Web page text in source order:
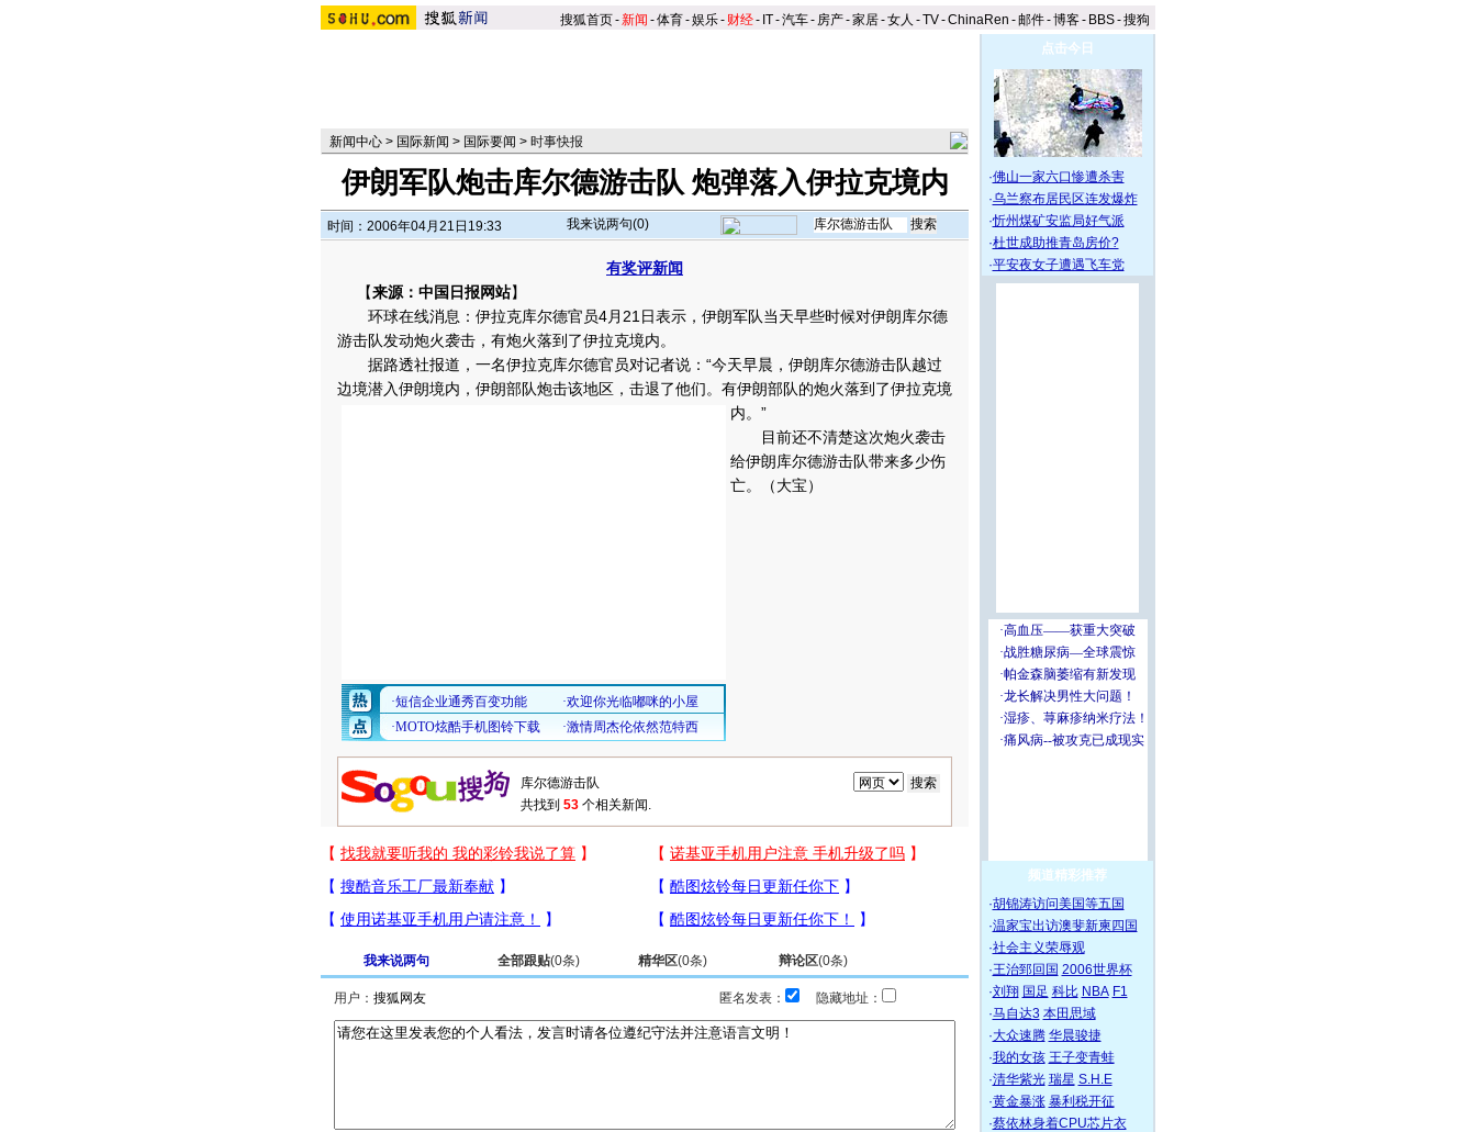
搜狐首页-新闻 -体育-娱乐- 财经- IT-汽车- 房产-家居-女人 -TV-ChinaRen -邮件-博客- BBS-搜狗
新闻中心 > 国际新闻 > 国际要闻 > 时事快报
伊朗军队炮击库尔德游击队 炮弹落入伊拉克境内
时间：2006年04月21日19:33 我来说两句(0)
有奖评新闻
【来源：中国日报网站】
环球在线消息：伊拉克库尔德官员4月21日表示，伊朗军队当天早些时候对伊朗库尔德
游击队发动炮火袭击，有炮火落到了伊拉克境内。
据路透社报道，一名伊拉克库尔德官员对记者说：“今天早晨，伊朗库尔德游击队越过
边境潜入伊朗境内，伊朗部队炮击该地区，击退了他们。 有伊朗部队的炮火落到了伊拉克境
内。”
目前还不清楚这次炮火袭击
给伊朗库尔德游击队带来多少伤
亡。（大宝）
共找到 53 个相关新闻.
我来说两句 全部跟贴(0条) 精华区(0条) 辩论区(0条)
用户： 匿名发表： 隐藏地址：
点击今日
·佛山一家六口惨遭杀害
·乌兰察布居民区连发爆炸
·忻州煤矿安监局好气派
·杜世成助推青岛房价?
·平安夜女子遭遇飞车党
频道精彩推荐
·胡锦涛访问美国等五国
·温家宝出访澳斐新柬四国
·社会主义荣辱观
·王治郅回国 2006世界杯
·刘翔 国足 科比 NBA F1
·马自达3 本田思域
·大众速腾 华晨骏捷
·我的女孩 王子变青蛙
·清华紫光 瑞星 S.H.E
·黄金暴涨 暴利税开征
·蔡依林身着CPU芯片衣